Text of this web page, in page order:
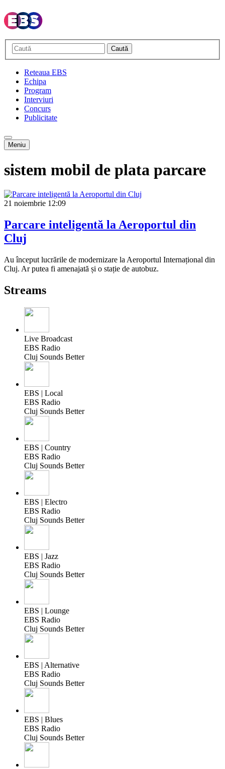
Caută
Reteaua EBS
Echipa
Program
Interviuri
Concurs
Publicitate
Meniu
sistem mobil de plata parcare
21 noiembrie 12:09
Parcare inteligentă la Aeroportul din
Cluj
Au început lucrările de modernizare la Aeroportul Internațional din
Cluj. Ar putea fi amenajată și o stație de autobuz.
Streams
Live Broadcast
EBS Radio
Cluj Sounds Better
EBS | Local
EBS Radio
Cluj Sounds Better
EBS | Country
EBS Radio
Cluj Sounds Better
EBS | Electro
EBS Radio
Cluj Sounds Better
EBS | Jazz
EBS Radio
Cluj Sounds Better
EBS | Lounge
EBS Radio
Cluj Sounds Better
EBS | Alternative
EBS Radio
Cluj Sounds Better
EBS | Blues
EBS Radio
Cluj Sounds Better